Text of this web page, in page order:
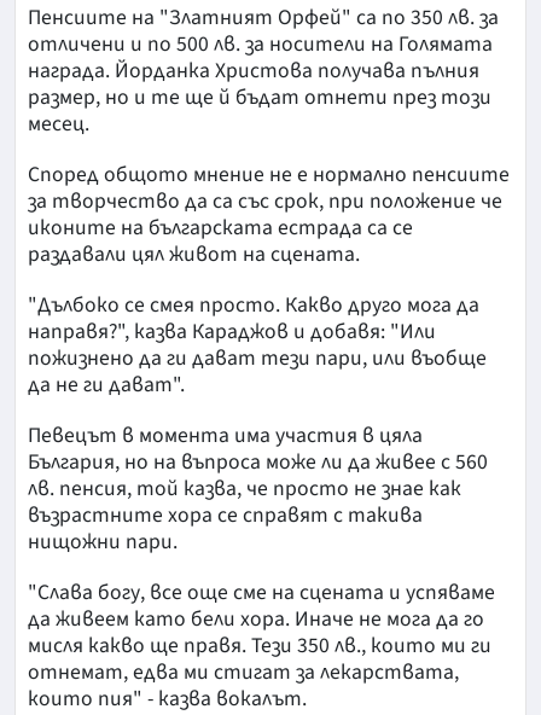
Пенсиите на "Златният Орфей" са по 350 лв. за
отличени и по 500 лв. за носители на Голямата
награда. Йорданка Христова получава пълния
размер, но и те ще й бъдат отнети през този
месец.
Според общото мнение не е нормално пенсиите
за творчество да са със срок, при положение че
иконите на българската естрада са се
раздавали цял живот на сцената.
"Дълбоко се смея просто. Какво друго мога да
направя?", казва Караджов и добавя: "Или
пожизнено да ги дават тези пари, или въобще
да не ги дават".
Певецът в момента има участия в цяла
България, но на въпроса може ли да живее с 560
лв. пенсия, той казва, че просто не знае как
възрастните хора се справят с такива
нищожни пари.
"Слава богу, все още сме на сцената и успяваме
да живеем като бели хора. Иначе не мога да го
мисля какво ще правя. Тези 350 лв., които ми ги
отнемат, едва ми стигат за лекарствата,
които пия" - казва вокалът.